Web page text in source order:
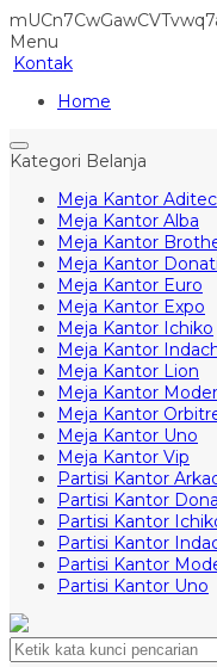
Menu
Kontak
Home
Kategori Belanja
Meja Kantor
Meja Kantor Alba
Meja Kantor
Meja Kantor Donati
Meja Kantor Euro
Meja Kantor Expo
Meja Kantor Ichiko
Meja Kantor
Meja Kantor Lion
Meja Kantor
Meja Kantor
Meja Kantor Uno
Meja Kantor Vip
Partisi Kantor
Partisi Kantor
Partisi Kantor
Partisi Kantor
Partisi Kantor
Partisi Kantor Uno